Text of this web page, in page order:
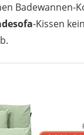
Badewannen-
-Kissen